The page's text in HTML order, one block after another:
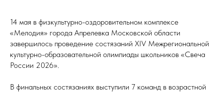
14 мая в физкультурно-оздоровительном комплексе
«Мелодия» города Апрелевка Московской области
завершилось проведение состязаний XIV Межрегиональной
культурно-образовательной олимпиады школьников «Свеча
России 2026».
В финальных состязаниях выступили 7 команд в возрастной